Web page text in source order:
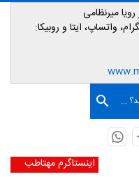
میرنظامی
واتساپ، ایتا و روبیکا:
...
اینستاگرم مهتاطب